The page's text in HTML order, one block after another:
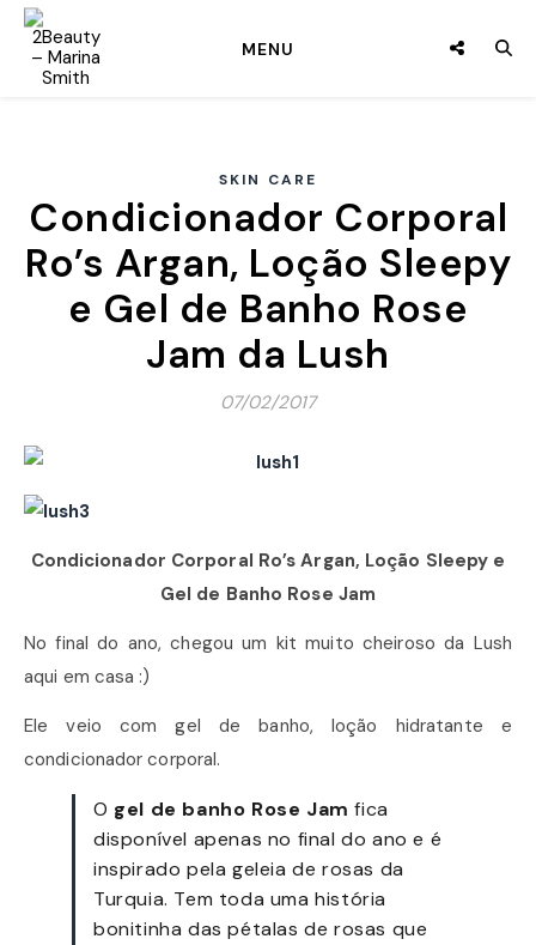
MENU
SKIN CARE
Condicionador Corporal
Ro’s Argan, Loção Sleepy
e Gel de Banho Rose
Jam da Lush
07/02/2017
Condicionador Corporal Ro’s Argan, Loção Sleepy e
Gel de Banho Rose Jam
No final do ano, chegou um kit muito cheiroso da Lush
aqui em casa :)
Ele veio com gel de banho, loção hidratante e
condicionador corporal.
O gel de banho Rose Jam fica
disponível apenas no final do ano e é
inspirado pela geleia de rosas da
Turquia. Tem toda uma história
bonitinha das pétalas de rosas que